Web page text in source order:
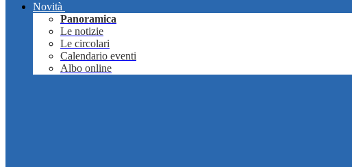
Novità
Panoramica
Le notizie
Le circolari
Calendario eventi
Albo online